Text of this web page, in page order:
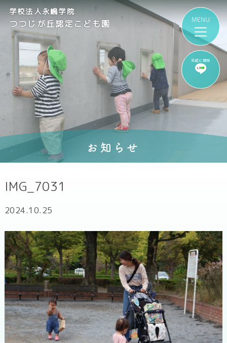
気軽に質問
学校法人永嶋学院
つつじが丘認定こども園
お知らせ
IMG_7031
2024.10.25